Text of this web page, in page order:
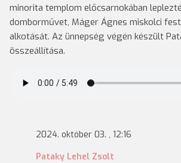
minorita templom előcsarnokában
domborművet, Máger Ágnes miskolci
alkotását. Az ünnepség végén készült
összeállítása.
2024. október 03. , 12:16
Pataky Lehel Zsolt